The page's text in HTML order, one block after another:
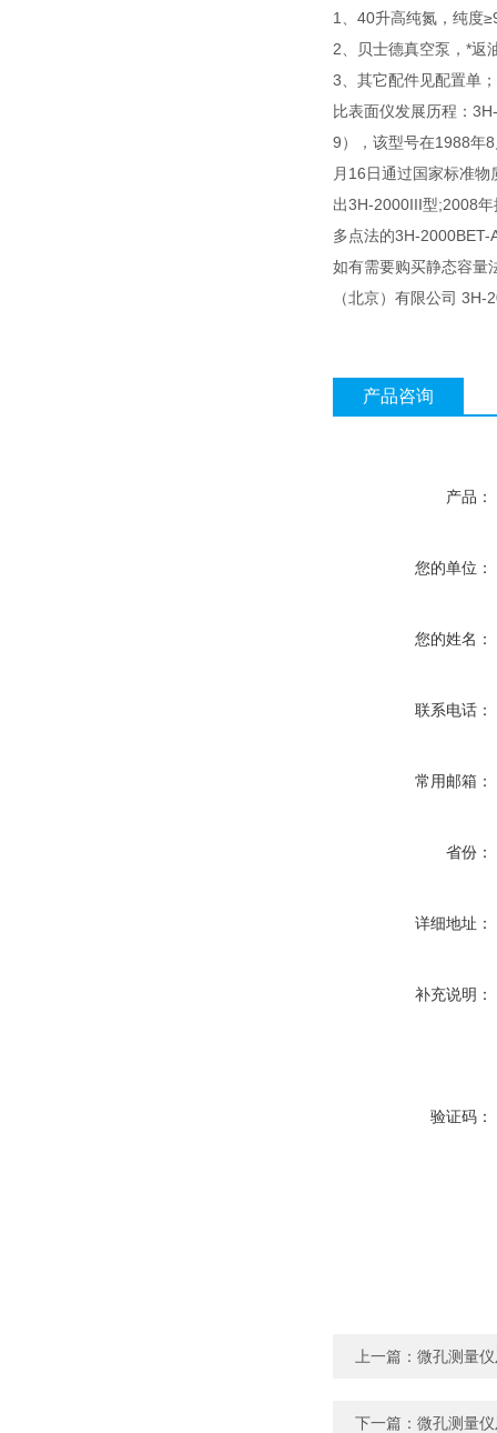
1、40升高纯氮，纯度
2、贝士德真空泵，*返
3、其它配件见配置单；
比表面仪发展历程：
9），该型号在1988年
月16日通过国家标准
出3H-2000III型;2008
多点法的3H-
如有需要购买静态容量
（北京）有限公司
产品咨询
产品：
您的单位：
您的姓名：
联系电话：
常用邮箱：
省份：
详细地址：
补充说明：
验证码：
上一篇： 微孔测量
下一篇： 微孔测量